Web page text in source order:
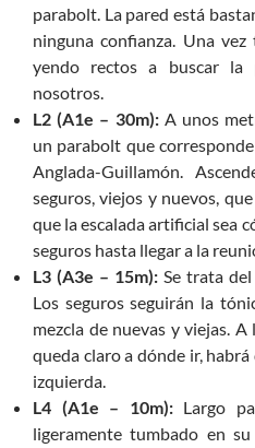
parabolt. La pared está
ninguna confianza. Una
yendo rectos a buscar la
nosotros.
L2 (A1e – 30m):A unos
un parabolt que
Anglada-Guillamón.
seguros, viejos y nuevos,
que la escalada artificial sea
seguros hasta llegar a la
L3 (A3e – 15m):Se trata del
Los seguros seguirán la
mezcla de nuevas y viejas.
queda claro a dónde ir,
izquierda.
L4 (A1e – 10m):Largo
ligeramente tumbado en